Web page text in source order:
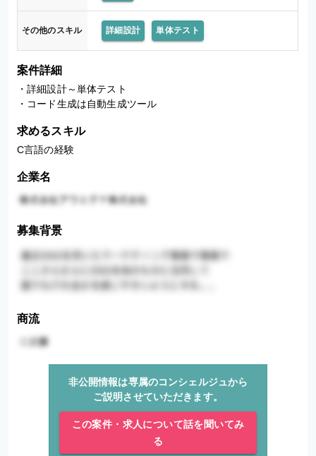
その他のスキル 詳細設計 単体テスト
案件詳細
・詳細設計～単体テスト
・コード生成は自動生成ツール
求めるスキル
C言語の経験
企業名
募集背景
商流
非公開情報は専属のコンシェルジュから
ご説明させていただきます。
この案件・求人について話を聞いてみ
る